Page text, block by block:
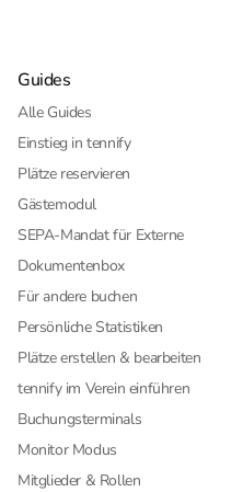
Guides
Alle Guides
Einstieg in tennify
Plätze reservieren
Gästemodul
SEPA-Mandat für Externe
Dokumentenbox
Für andere buchen
Persönliche Statistiken
Plätze erstellen & bearbeiten
tennify im Verein einführen
Buchungsterminals
Monitor Modus
Mitglieder & Rollen